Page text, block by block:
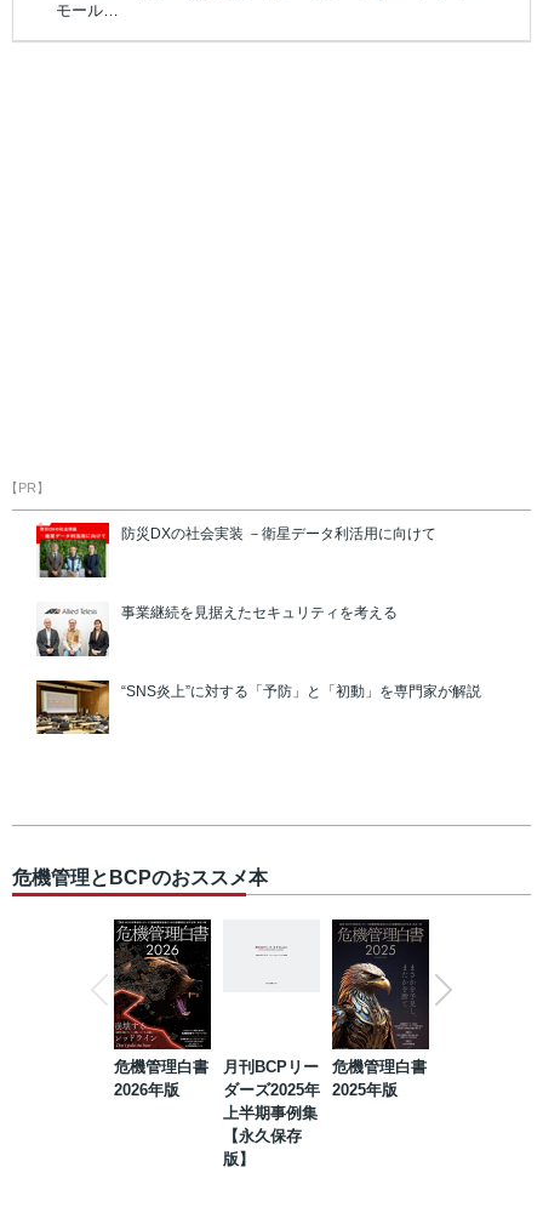
モール…
【PR】
防災DXの社会実装 －衛星データ利活用に向けて
事業継続を見据えたセキュリティを考える
“SNS炎上”に対する「予防」と「初動」を専門家が解説
危機管理とBCPのおススメ本
危機管理白書
2026年版
月刊BCPリー
ダーズ2025年
上半期事例集
【永久保存
版】
危機管理白書
2025年版